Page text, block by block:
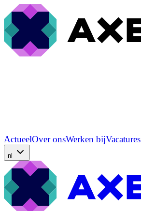
ActueelOver onsWerken bijVacatures
nl